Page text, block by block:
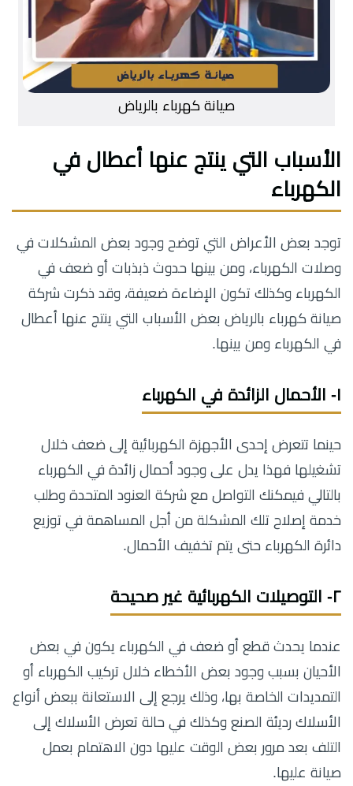
صيانة كهرباء بالرياض
الأسباب التي ينتج عنها أعطال في
الكهرباء
توجد بعض الأعراض التي توضح وجود بعض المشكلات في
وصلات الكهرباء، ومن بينها حدوث ذبذبات أو ضعف في
الكهرباء وكذلك تكون الإضاءة ضعيفة، وقد ذكرت شركة
صيانة كهرباء بالرياض بعض الأسباب التي ينتج عنها أعطال
في الكهرباء ومن بينها.
١- الأحمال الزائدة في الكهرباء
حينما تتعرض إحدى الأجهزة الكهربائية إلى ضعف خلال
تشغيلها فهذا يدل على وجود أحمال زائدة في الكهرباء
بالتالي فيمكنك التواصل مع شركة العنود المتحدة وطلب
خدمة إصلاح تلك المشكلة من أجل المساهمة في توزيع
دائرة الكهرباء حتى يتم تخفيف الأحمال.
٢- التوصيلات الكهربائية غير صحيحة
عندما يحدث قطع أو ضعف في الكهرباء يكون في بعض
الأحيان بسبب وجود بعض الأخطاء خلال تركيب الكهرباء أو
التمديدات الخاصة بها، وذلك يرجع إلى الاستعانة ببعض أنواع
الأسلاك رديئة الصنع وكذلك في حالة تعرض الأسلاك إلى
التلف بعد مرور بعض الوقت عليها دون الاهتمام بعمل
صيانة عليها.